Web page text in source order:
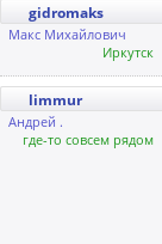
gidromaks
Макс Михайлович
Иркутск
limmur
Андрей .
где-то совсем рядом